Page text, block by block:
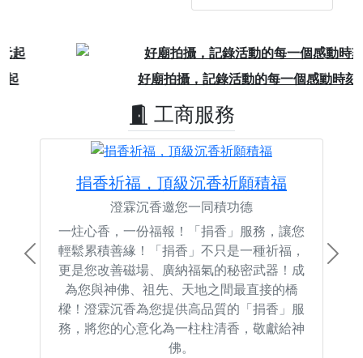
好廟拍攝，記錄活動的每一個感動時刻 Next
工商服務
捐香祈福，頂級沉香祈願積福
澄霖沉香邀您一同積功德
一炷心香，一份福報！「捐香」服務，讓您
輕鬆累積善緣！「捐香」不只是一種祈福，
更是您改善磁場、廣納福氣的秘密武器！成
為您與神佛、祖先、天地之間最直接的橋
樑！澄霖沉香為您提供高品質的「捐香」服
務，將您的心意化為一柱柱清香，敬獻給神
佛。
Previous Next